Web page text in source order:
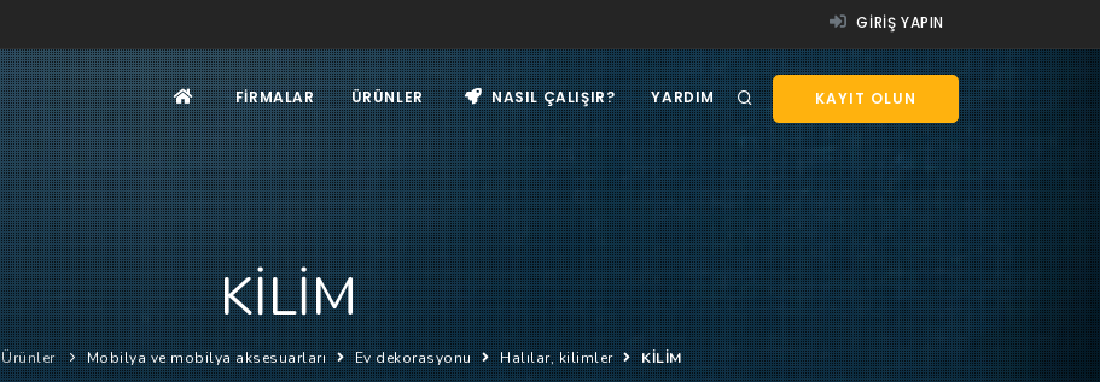
GIRIŞ YAPIN
KAYIT OLUN
FIRMALAR ÜRÜNLER NASIL ÇALIŞIR? YARDIM
KİLİM
Ürünler Mobilya ve mobilya aksesuarları Ev dekorasyonu Halılar, kilimler KİLİM